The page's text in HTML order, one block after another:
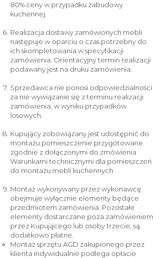
80% ceny w przypadku zabudowy
kuchennej.
Realizacja dostawy zamówionych mebli
następuje w oparciu o czas potrzebny do
ich skompletowania w specyfikacji
zamówienia. Orientacyjny termin realizacji
podawany jest na druku zamówienia.
Sprzedawca nie ponosi odpowiedzialności
za nie wywiązanie się z terminu realizacji
zamówienia, w wyniku przypadków
losowych.
Kupujący zobowiązany jest udostępnić do
montażu pomieszczenie przygotowane
zgodnie z dołączonymi do zmówienia
Warunkami technicznymi dla pomieszczeń
do montażu mebli kuchennych.
Montaż wykonywany przez wykonawcę
obejmuje wyłącznie elementy będące
przedmiotem zamówienia. Pozostałe
elementy dostarczane poza zamówieniem
przez Kupującego lub osoby trzecie, są
dodatkowo płatne.
Montaż sprzętu AGD zakupionego przez
klienta indywidualnie podlega opłacie